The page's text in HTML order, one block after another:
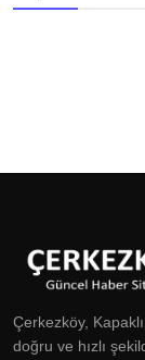
Çerkezköy,
doğru ve hızlı